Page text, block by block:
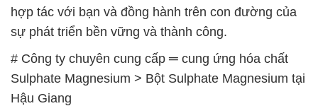
hợp tác với bạn và đồng hành trên con đường của
sự phát triển bền vững và thành công.
# Công ty chuyên cung cấp ═ cung ứng hóa chất
Sulphate Magnesium > Bột Sulphate Magnesium tại
Hậu Giang